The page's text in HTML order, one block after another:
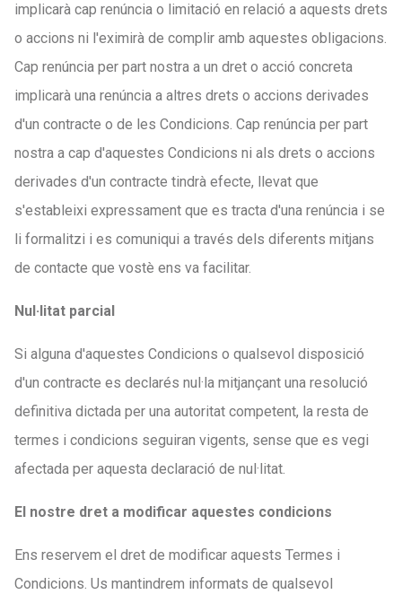
implicarà cap renúncia o limitació en relació a aquests drets
o accions ni l'eximirà de complir amb aquestes obligacions.
Cap renúncia per part nostra a un dret o acció concreta
implicarà una renúncia a altres drets o accions derivades
d'un contracte o de les Condicions. Cap renúncia per part
nostra a cap d'aquestes Condicions ni als drets o accions
derivades d'un contracte tindrà efecte, llevat que
s'estableixi expressament que es tracta d'una renúncia i se
li formalitzi i es comuniqui a través dels diferents mitjans
de contacte que vostè ens va facilitar.
Nul·litat parcial
Si alguna d'aquestes Condicions o qualsevol disposició
d'un contracte es declarés nul·la mitjançant una resolució
definitiva dictada per una autoritat competent, la resta de
termes i condicions seguiran vigents, sense que es vegi
afectada per aquesta declaració de nul·litat.
El nostre dret a modificar aquestes condicions
Ens reservem el dret de modificar aquests Termes i
Condicions. Us mantindrem informats de qualsevol